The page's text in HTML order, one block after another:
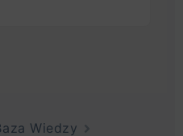
Wiedzy